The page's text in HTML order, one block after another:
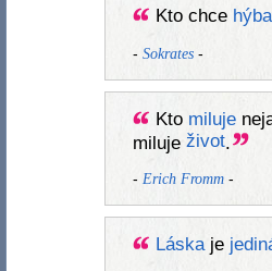
Kto chce
- Sokrates-
Kto miluje
miluje život.
- Erich Fromm-
Láskaje